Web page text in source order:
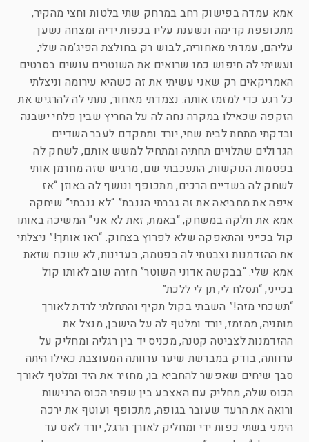
אמא עמדה בפישוק רחב במרחק שתי בלטות וחצי מהקיר,
מתכופפת קדימה ונשענת עליו בכפות ידיה ומצחה נשען
עליהם, עמדתי מאחוריה, לבוש רק בחולצת הפיג’מה שלי,
ועשיתי לה חיפוש כמו שרואים את השוטרים עושים בסרטים
האמריקאים רק שאני עשיתי את זה כשהיא עירומה וניצלתי
כל רגע כדי למזמז אותה. נצמדתי מאחור, נתתי לה להרגיש את
הזקפה שכאילו במקרה נחה לה על החריץ שבין פלחי ישבנה
ובדקתי מתחת לבית שחי, יורד ומתקדם לעבר השדיים
הגדולים שתלויים תחתיה ומתחיל למשש אותם, לשחק לה
בפטמות הנוקשות, התעכבתי שם, מרגיש שזה מחרמן אותי
לשחק לה בשדיים הרכים, מתכופף ונושף לה באוזן “אז
איפה את מחביאה את זה גברתי הגנבת” “לא גנבתי” שיחקה
אמא את חלקה במשחק, “באמת, זאת לא אני” המשיכה באותו
קול בכייני והתאפקה שלא לפרוץ בצחוק. “ראו אותך!” ניצלתי
את ההזדמנות וצבטתי לה בפטמה, בעדינות, לא שוכח שזאת
אמא שלי. “בבקשה אדוני השוטר” חזרה שוב לאותו קול
בכייני, “תסלח לי, תן לי ללכת”
“תשכחי מזה!” השבתי בקול תקיף והתחלתי לרדת לאורך
מותניה, ממזמז, יורד ומלטף לה על הישבן, מנצל את
ההזדמנות לצביטה קטנה, מכניס יד בין רגליה ומחליק על
ערוותה, בודק במברשת שיער ערוותה המעוצבת כאילו היתה
סבך שיחים שאפשר להחביא בו, מחזיר את היד ומלטף לאורך
הכוס שלה, מחליק עם האצבע בין שפתי הכוס הרגישות
ורואה את הרעד שעובר בגופה, מתכופף ועוטף את ירכה
הימני בשתי כפות ידי ומחליק לאורך הרגל, יורד לאט עד